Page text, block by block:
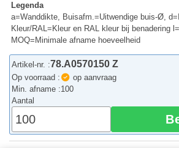
Legenda
a=Wanddikte, Buisafm.=Uitwendige buis-Ø,
Kleur/RAL=Kleur en RAL kleur bij benadering
MOQ=Minimale afname hoeveelheid
Artikel-nr. :78.A0570150 Z
Op voorraad :
op aanvraag
Min. afname :100
Aantal